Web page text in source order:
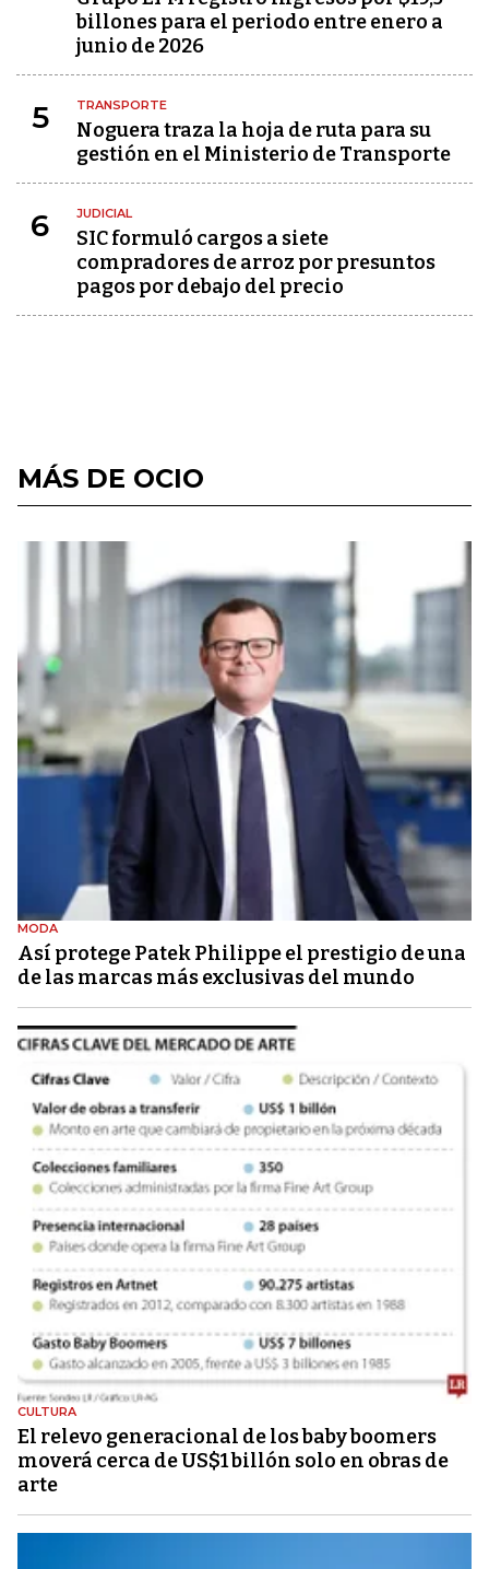
billones para el periodo entre enero a
junio de 2026
5 TRANSPORTE
Noguera traza la hoja de ruta para su
gestión en el Ministerio de Transporte
6 JUDICIAL
SIC formuló cargos a siete
compradores de arroz por presuntos
pagos por debajo del precio
MÁS DE OCIO
MODA
Así protege Patek Philippe el prestigio de una
de las marcas más exclusivas del mundo
CULTURA
El relevo generacional de los baby boomers
moverá cerca de US$1 billón solo en obras de
arte